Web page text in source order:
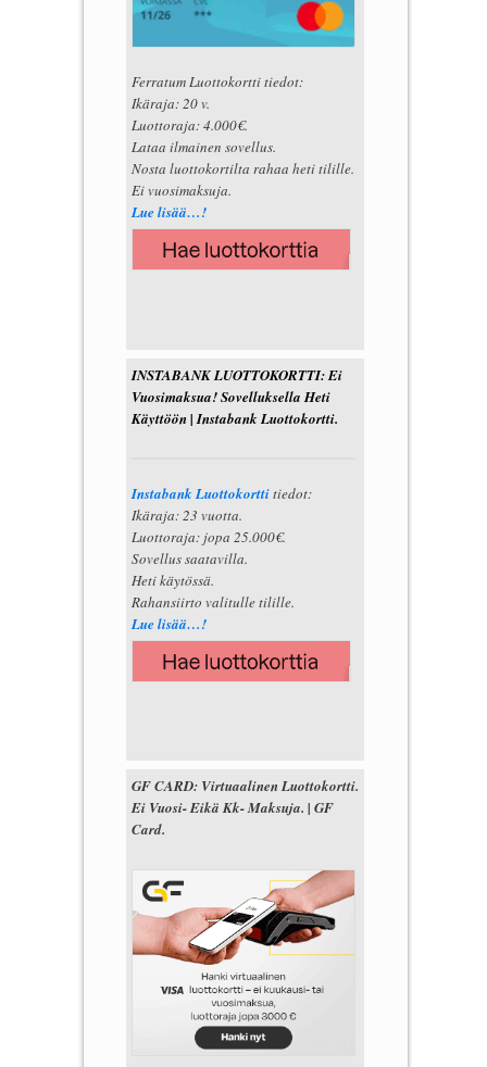
Ferratum Luottokortti tiedot:
Ikäraja: 20 v.
Luottoraja: 4.000€.
Lataa ilmainen sovellus.
Nosta luottokortilta rahaa heti tilille.
Ei vuosimaksuja.
Lue lisää…!
INSTABANK LUOTTOKORTTI: Ei
Vuosimaksua! Sovelluksella Heti
Käyttöön | Instabank Luottokortti.
Instabank Luottokorttitiedot:
Ikäraja: 23 vuotta.
Luottoraja: jopa 25.000€.
Sovellus saatavilla.
Heti käytössä.
Rahansiirto valitulle tilille.
Lue lisää…!
GF CARD: Virtuaalinen Luottokortti.
Ei Vuosi- Eikä Kk- Maksuja. | GF
Card.